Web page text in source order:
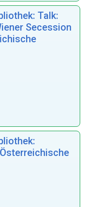
Talk:
Secession